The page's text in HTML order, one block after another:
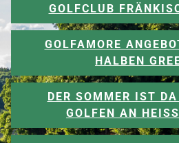
GOLFCLUB
GOLFAMORE
HALBEN
DER SOMMER IST
GOLFEN AN